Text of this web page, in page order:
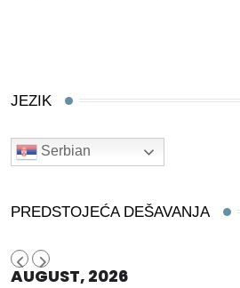
JEZIK
Serbian
PREDSTOJEĆA DEŠAVANJA
AUGUST, 2026